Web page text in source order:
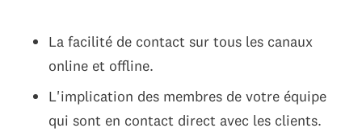
La facilité de contact sur tous les canaux
online et offline.
L'implication des membres de votre équipe
qui sont en contact direct avec les clients.